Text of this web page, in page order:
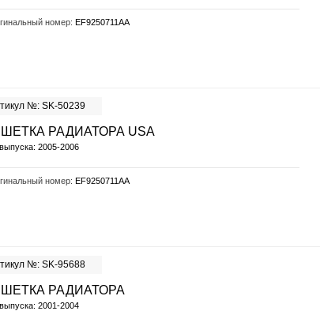
номер: EF9250711AA
№: SK-50239
РАДИАТОРА USA
2005-2006
номер: EF9250711AA
№: SK-95688
РАДИАТОРА
2001-2004